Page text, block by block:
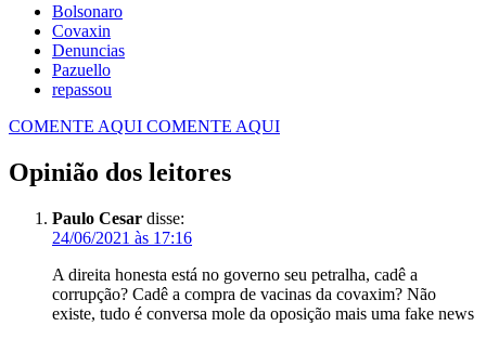
Bolsonaro
Covaxin
Denuncias
Pazuello
repassou
COMENTE AQUI COMENTE AQUI
Opinião dos leitores
Paulo Cesar disse:
24/06/2021 às 17:16
A direita honesta está no governo seu petralha, cadê a
corrupção? Cadê a compra de vacinas da covaxim? Não
existe, tudo é conversa mole da oposição mais uma fake news